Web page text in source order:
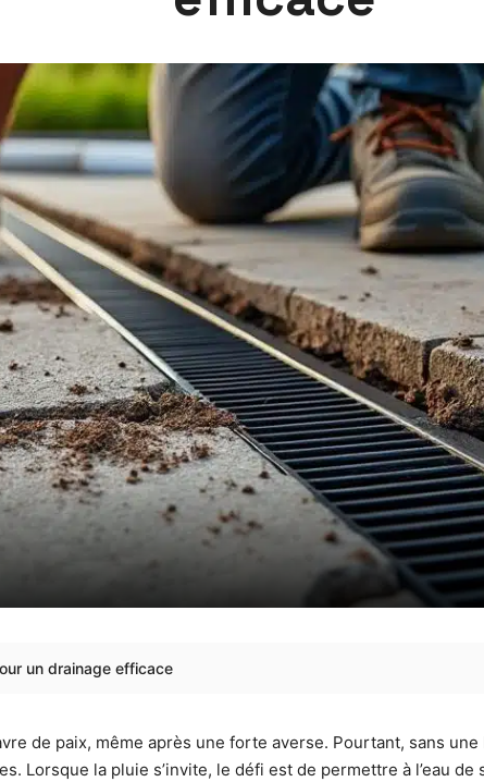
un drainage efficace
de paix, même après une forte averse. Pourtant, sans
Lorsque la pluie s’invite, le défi est de permettre à l’eau